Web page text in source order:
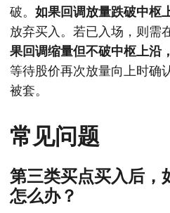
破。 如果回调放量跌破中枢
放弃买入。若已入场，则需
果回调缩量但不破中枢上沿
等待股价再次放量向上时确
被套。
常见问题
第三类买点买入后，
怎么办？